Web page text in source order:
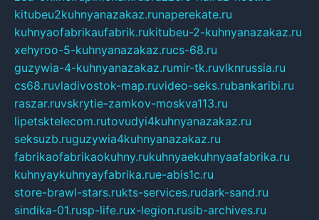
kitubeu2kuhnyanazakaz.runaperekate.ru
kuhnyaofabrikaufabrik.rukitubeu-2-kuhnyanazakaz.ru
xehyroo-5-kuhnyanazakaz.rucs-68.ru
guzywia-4-kuhnyanazakaz.rumir-tk.ruvlknrussia.ru
cs68.ruvladivostok-map.ruvideo-seks.rubankaribi.ru
raszar.ruvskrytie-zamkov-moskva113.ru
lipetsktelecom.rutovudyi4kuhnyanazakaz.ru
seksuzb.ruguzywia4kuhnyanazakaz.ru
fabrikaofabrikaokuhny.rukuhnyaekuhnyaafabrika.ru
kuhnyaykuhnyayfabrika.rue-abis1c.ru
store-brawl-stars.rukts-services.rudark-sand.ru
sindika-01.rusp-life.rux-legion.rusib-archives.ru